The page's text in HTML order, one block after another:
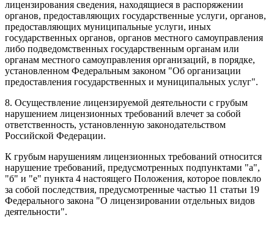
лицензирования сведения, находящиеся в распоряжении
органов, предоставляющих государственные услуги, органов,
предоставляющих муниципальные услуги, иных
государственных органов, органов местного самоуправления
либо подведомственных государственным органам или
органам местного самоуправления организаций, в порядке,
установленном Федеральным законом "Об организации
предоставления государственных и муниципальных услуг".
8. Осуществление лицензируемой деятельности с грубым
нарушением лицензионных требований влечет за собой
ответственность, установленную законодательством
Российской Федерации.
К грубым нарушениям лицензионных требований относится
нарушение требований, предусмотренных подпунктами "а",
"б" и "е" пункта 4 настоящего Положения, которое повлекло
за собой последствия, предусмотренные частью 11 статьи 19
Федерального закона "О лицензировании отдельных видов
деятельности".